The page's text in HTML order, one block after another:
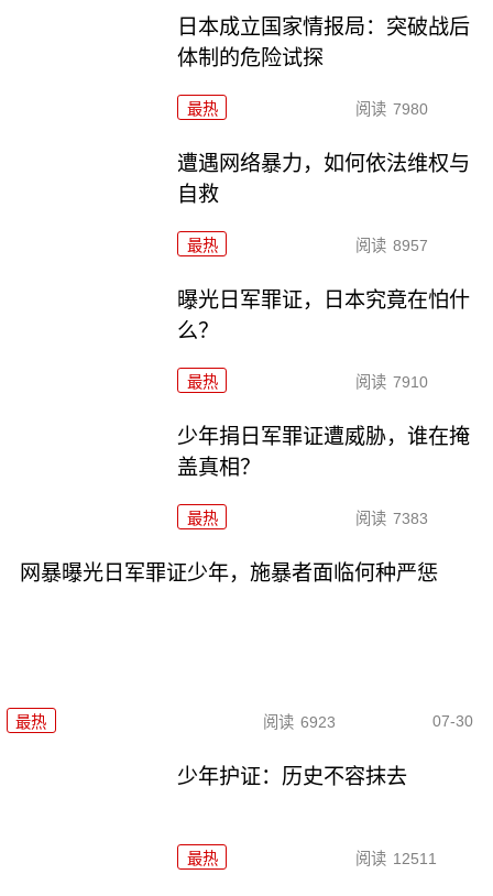
日本成立国家情报局：突破战后
体制的危险试探
最热 阅读 7980
遭遇网络暴力，如何依法维权与
自救
最热 阅读 8957
曝光日军罪证，日本究竟在怕什
么？
最热 阅读 7910
少年捐日军罪证遭威胁，谁在掩
盖真相？
最热 阅读 7383
网暴曝光日军罪证少年，施暴者面临何种严惩
最热 阅读 6923 07-30
少年护证：历史不容抹去
最热 阅读 12511